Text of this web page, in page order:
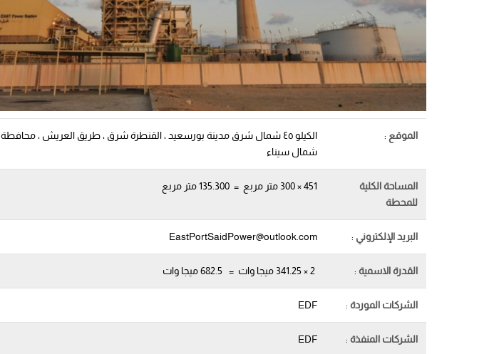
الموقع :
الكيلو ٤٥ شمال شرق مدينة بورسعيد ، القنطرة شرق ، طريق العريش ، محافطة
شمال سيناء
المساحة الكلية
للمحطة
451 × 300 متر مربع = 135.300 متر مربع
البريد الإلكتروني :
EastPortSaidPower@outlook.com
القدرة الاسمية :
الشركات الموردة :
EDF
الشركات المنفذة :
EDF